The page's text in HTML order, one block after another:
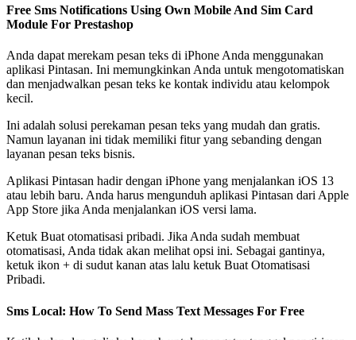
Free Sms Notifications Using Own Mobile And Sim Card
Module For Prestashop
Anda dapat merekam pesan teks di iPhone Anda menggunakan
aplikasi Pintasan. Ini memungkinkan Anda untuk mengotomatiskan
dan menjadwalkan pesan teks ke kontak individu atau kelompok
kecil.
Ini adalah solusi perekaman pesan teks yang mudah dan gratis.
Namun layanan ini tidak memiliki fitur yang sebanding dengan
layanan pesan teks bisnis.
Aplikasi Pintasan hadir dengan iPhone yang menjalankan iOS 13
atau lebih baru. Anda harus mengunduh aplikasi Pintasan dari Apple
App Store jika Anda menjalankan iOS versi lama.
Ketuk Buat otomatisasi pribadi. Jika Anda sudah membuat
otomatisasi, Anda tidak akan melihat opsi ini. Sebagai gantinya,
ketuk ikon + di sudut kanan atas lalu ketuk Buat Otomatisasi
Pribadi.
Sms Local: How To Send Mass Text Messages For Free